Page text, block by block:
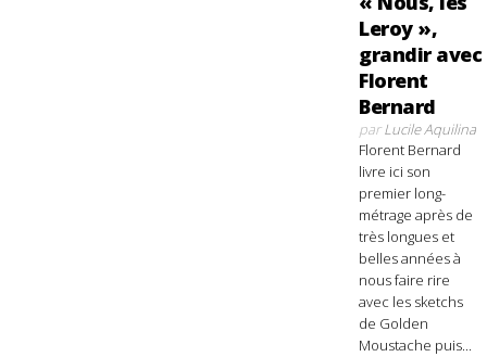
Leroy »,
grandir avec
Florent
Bernard
parLucile Aquilina
Florent Bernard
livre ici son
premier long-
métrage après de
très longues et
belles années à
nous faire rire
avec les sketchs
de Golden
Moustache puis...